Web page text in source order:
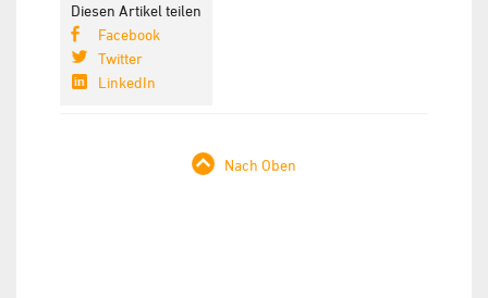
Diesen Artikel teilen
Facebook
Twitter
LinkedIn
Nach Oben